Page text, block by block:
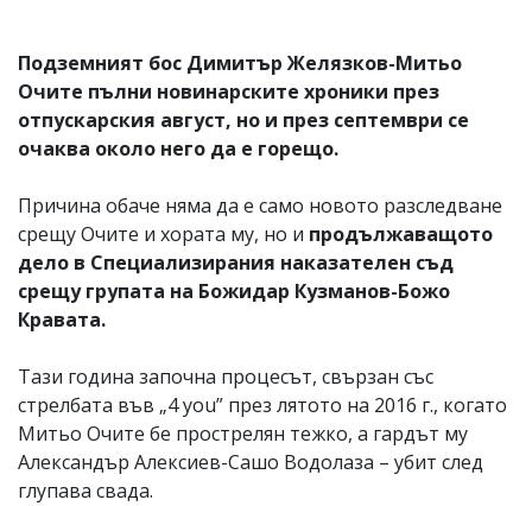
Подземният бос Димитър Желязков-Митьо
Очите пълни новинарските хроники през
отпускарския август, но и през септември се
очаква около него да е горещо.
Причина обаче няма да е само новото разследване
срещу Очите и хората му, но и продължаващото
дело в Специализирания наказателен съд
срещу групата на Божидар Кузманов-Божо
Кравата.
Тази година започна процесът, свързан със
стрелбата във „4 you” през лятото на 2016 г., когато
Митьо Очите бе прострелян тежко, а гардът му
Александър Алексиев-Сашо Водолаза – убит след
глупава свада.